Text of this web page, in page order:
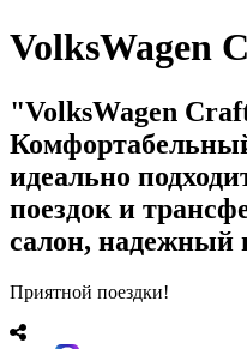
VolksWagen
VolksWagen
идеально
поездок и
салон,
Приятной поездки!